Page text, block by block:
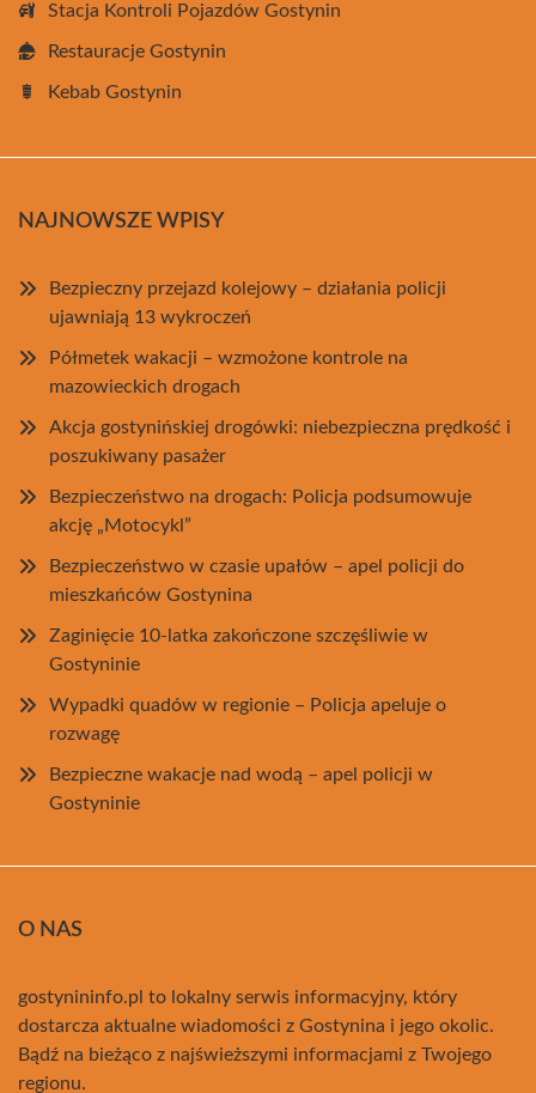
Stacja Kontroli Pojazdów Gostynin
Restauracje Gostynin
Kebab Gostynin
NAJNOWSZE WPISY
Bezpieczny przejazd kolejowy – działania policji
ujawniają 13 wykroczeń
Półmetek wakacji – wzmożone kontrole na
mazowieckich drogach
Akcja gostynińskiej drogówki: niebezpieczna prędkość i
poszukiwany pasażer
Bezpieczeństwo na drogach: Policja podsumowuje
akcję „Motocykl”
Bezpieczeństwo w czasie upałów – apel policji do
mieszkańców Gostynina
Zaginięcie 10-latka zakończone szczęśliwie w
Gostyninie
Wypadki quadów w regionie – Policja apeluje o
rozwagę
Bezpieczne wakacje nad wodą – apel policji w
Gostyninie
O NAS
gostynininfo.pl to lokalny serwis informacyjny, który
dostarcza aktualne wiadomości z Gostynina i jego okolic.
Bądź na bieżąco z najświeższymi informacjami z Twojego
regionu.